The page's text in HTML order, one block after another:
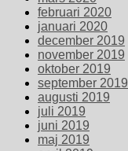
februari 2020
januari 2020
december 2019
november 2019
oktober 2019
september 2019
augusti 2019
juli 2019
juni 2019
maj 2019